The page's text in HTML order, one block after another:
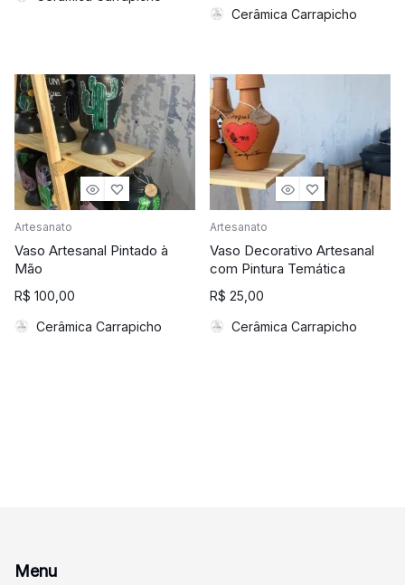
Cerâmica Carrapicho
Artesanato
Vaso Artesanal Pintado à
Mão
R$ 100,00
Cerâmica Carrapicho
Artesanato
Vaso Decorativo Artesanal
com Pintura Temática
R$ 25,00
Cerâmica Carrapicho
Menu